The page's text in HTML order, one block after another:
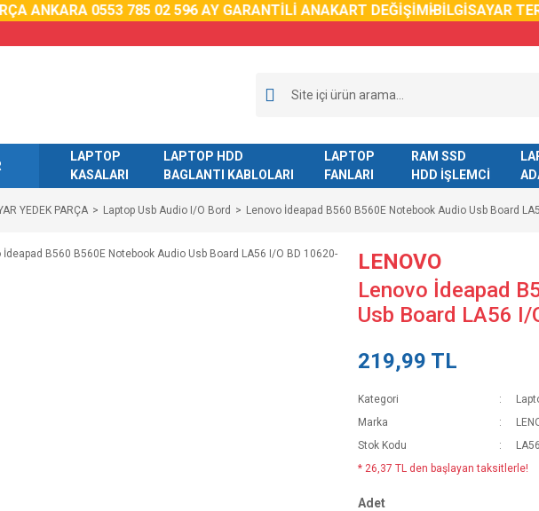
ANKARA 0553 785 02 596 AY GARANTİLİ ANAKART DEĞİŞİMİBİLGİSAYAR
LAPTOP
KASALARI
LAPTOP HDD
BAGLANTI KABLOLARI
LAPTOP
FANLARI
RAM SSD
HDD İŞLEMCİ
YEDEK PARÇA Laptop Usb Audio I/O Bord Lenovo İdeapad B560 B560E Notebook Audio Usb Board
LENOVO
Lenovo İdeapad
Usb Board LA56 I/
219,99 TL
Kategori
Marka
Stok Kodu
* 26,37 TL den başlayan taksitlerle!
Adet